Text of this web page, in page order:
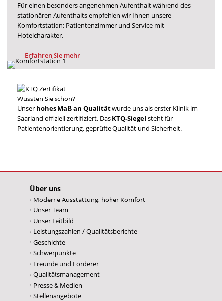
Für einen besonders angenehmen Aufenthalt während des
stationären Aufenthalts empfehlen wir Ihnen unsere
Komfortstation: Patientenzimmer und Service mit
Hotelcharakter.
Erfahren Sie mehr
Wussten Sie schon?
Unser hohes Maß an Qualitätwurde uns als erster Klinik im
Saarland offiziell zertifiziert. Das KTQ-Siegel steht für
Patientenorientierung, geprüfte Qualität und Sicherheit.
Über uns
Moderne Ausstattung, hoher Komfort
Unser Team
Unser Leitbild
Leistungszahlen / Qualitätsberichte
Geschichte
Schwerpunkte
Freunde und Förderer
Qualitätsmanagement
Presse & Medien
Stellenangebote